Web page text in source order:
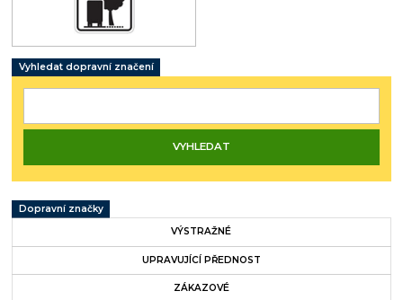
Vyhledat dopravní značení
Dopravní značky
VÝSTRAŽNÉ
UPRAVUJÍCÍ PŘEDNOST
ZÁKAZOVÉ